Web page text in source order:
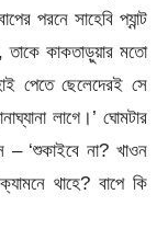
পরনে সাহেবি প্যান্ট
তাকে কাকতাড়ুয়ার মতো
পেতে ছেলেদেরই সে
লাগে।’ ঘোমটার
‘শুকাইবে না? খাওন
থাহে? বাপে কি